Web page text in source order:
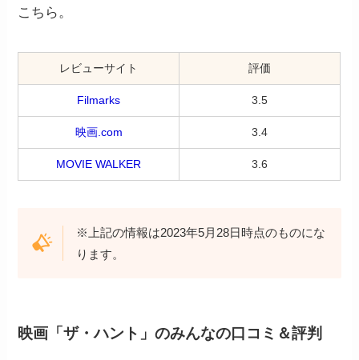
こちら。
レビューサイト 評価
Filmarks 3.5
映画.com 3.4
MOVIE WALKER 3.6
※上記の情報は2023年5月28日時点のものにな
ります。
映画「ザ・ハント」のみんなの口コミ＆評判